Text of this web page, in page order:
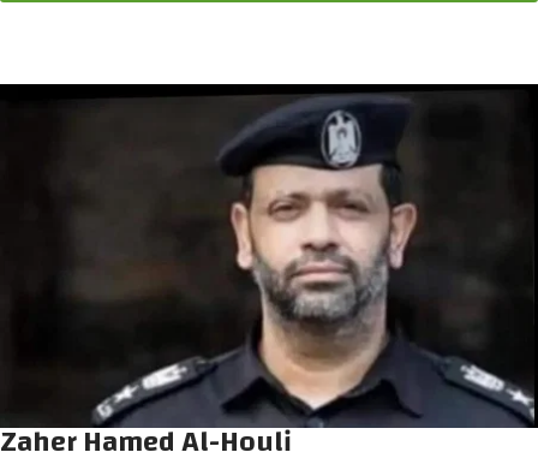
Zaher Hamed Al-Houli